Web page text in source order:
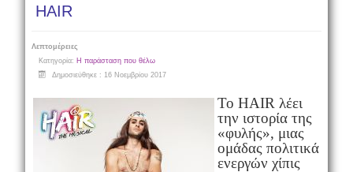
HAIR
Λεπτομέρειες
Κατηγορία: Η παράσταση που θέλω
Δημοσιεύθηκε : 16 Νοεμβρίου 2017
Το HAIR λέει
την ιστορία της
«φυλής», μιας
ομάδας πολιτικά
ενεργών χίπις